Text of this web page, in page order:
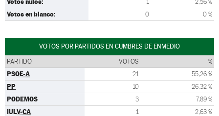
1 2,56 %
Votos en blanco: 0 0 %
VOTOS POR PARTIDOS EN CUMBRES DE ENMEDIO
PARTIDO VOTOS %
PSOE-A 21 55,26 %
PP 10 26,32 %
PODEMOS 3 7,89 %
IULV-CA 1 2,63 %